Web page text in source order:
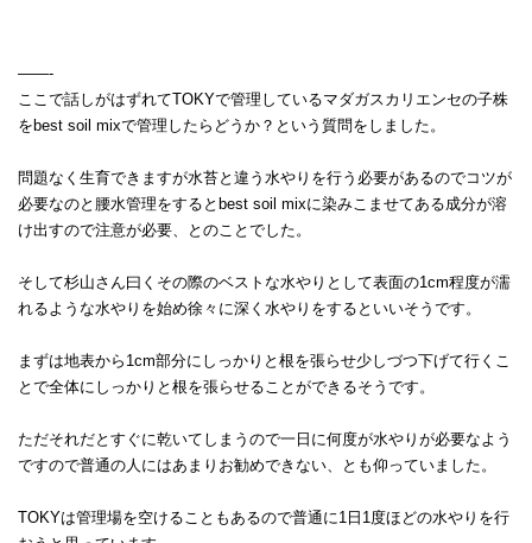
——-
ここで話しがはずれてTOKYで管理しているマダガスカリエンセの子株
をbest soil mixで管理したらどうか？という質問をしました。
問題なく生育できますが水苔と違う水やりを行う必要があるのでコツが
必要なのと腰水管理をするとbest soil mixに染みこませてある成分が溶
け出すので注意が必要、とのことでした。
そして杉山さん曰くその際のベストな水やりとして表面の1cm程度が濡
れるような水やりを始め徐々に深く水やりをするといいそうです。
まずは地表から1cm部分にしっかりと根を張らせ少しづつ下げて行くこ
とで全体にしっかりと根を張らせることができるそうです。
ただそれだとすぐに乾いてしまうので一日に何度が水やりが必要なよう
ですので普通の人にはあまりお勧めできない、とも仰っていました。
TOKYは管理場を空けることもあるので普通に1日1度ほどの水やりを行